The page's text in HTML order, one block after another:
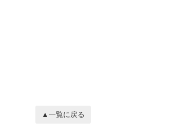
▲一覧に戻る